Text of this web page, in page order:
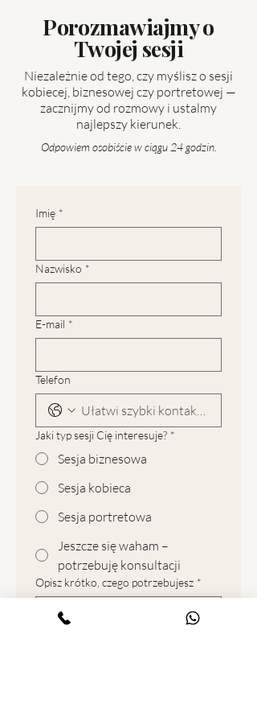
Porozmawiajmy o
Twojej sesji
Niezależnie od tego, czy myślisz o sesji
kobiecej, biznesowej czy portretowej —
zacznijmy od rozmowy i ustalmy
najlepszy kierunek.
Odpowiem osobiście w ciągu 24 godzin.
Imię *
Nazwisko *
E-mail *
Telefon
Jaki typ sesji Cię interesuje? *
Sesja biznesowa
Sesja kobieca
Sesja portretowa
Jeszcze się waham –
potrzebuję konsultacji
Opisz krótko, czego potrzebujesz *